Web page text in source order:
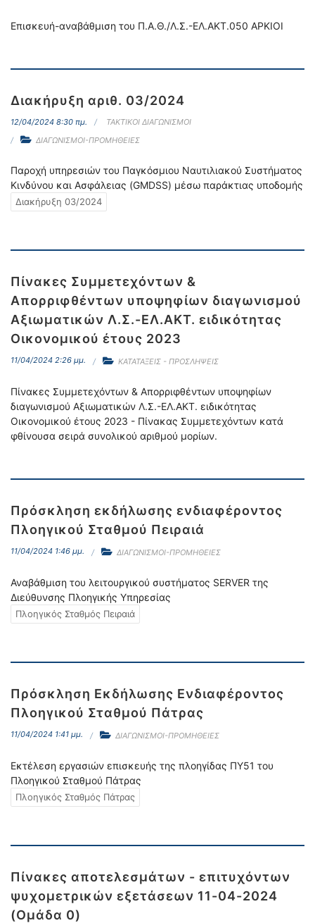
Επισκευή-αναβάθμιση του Π.Α.Θ./Λ.Σ.-ΕΛ.ΑΚΤ.050 ΑΡΚΙΟΙ
Διακήρυξη αριθ. 03/2024
12/04/2024 8:30 πμ.
ΤΑΚΤΙΚΟΙ ΔΙΑΓΩΝΙΣΜΟΙ
ΔΙΑΓΩΝΙΣΜΟΙ-ΠΡΟΜΗΘΕΙΕΣ
Παροχή υπηρεσιών του Παγκόσμιου Ναυτιλιακού Συστήματος
Κινδύνου και Ασφάλειας (GMDSS) μέσω παράκτιας υποδομής
Διακήρυξη 03/2024
Πίνακες Συμμετεχόντων &
Απορριφθέντων υποψηφίων διαγωνισμού
Αξιωματικών Λ.Σ.-ΕΛ.ΑΚΤ. ειδικότητας
Οικονομικού έτους 2023
11/04/2024 2:26 μμ. ΚΑΤΑΤΑΞΕΙΣ - ΠΡΟΣΛΗΨΕΙΣ
Πίνακες Συμμετεχόντων & Απορριφθέντων υποψηφίων
διαγωνισμού Αξιωματικών Λ.Σ.-ΕΛ.ΑΚΤ. ειδικότητας
Οικονομικού έτους 2023 - Πίνακας Συμμετεχόντων κατά
φθίνουσα σειρά συνολικού αριθμού μορίων.
Πρόσκληση εκδήλωσης ενδιαφέροντος
Πλοηγικού Σταθμού Πειραιά
11/04/2024 1:46 μμ. ΔΙΑΓΩΝΙΣΜΟΙ-ΠΡΟΜΗΘΕΙΕΣ
Αναβάθμιση του λειτουργικού συστήματος SERVER της
Διεύθυνσης Πλοηγικής Υπηρεσίας
Πλοηγικός Σταθμός Πειραιά
Πρόσκληση Εκδήλωσης Ενδιαφέροντος
Πλοηγικού Σταθμού Πάτρας
11/04/2024 1:41 μμ. ΔΙΑΓΩΝΙΣΜΟΙ-ΠΡΟΜΗΘΕΙΕΣ
Εκτέλεση εργασιών επισκευής της πλοηγίδας ΠΥ51 του
Πλοηγικού Σταθμού Πάτρας
Πλοηγικός Σταθμός Πάτρας
Πίνακες αποτελεσμάτων - επιτυχόντων
ψυχομετρικών εξετάσεων 11-04-2024
(Ομάδα 0)